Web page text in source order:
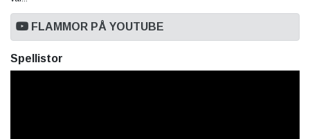
FLAMMOR PÅ YOUTUBE
Spellistor